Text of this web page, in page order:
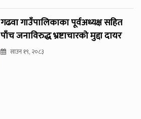
गढवा गाउँपालिकाका पूर्वअध्यक्ष सहित
पाँच जनाविरुद्ध भ्रष्टाचारको मुद्दा दायर
साउन १९, २०८३